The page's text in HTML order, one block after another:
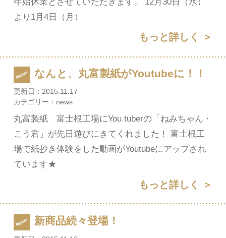
より1月4日（月）
もっと詳しく ＞
なんと、丸富製紙がYoutubeに！！
更新日： 2015.11.17
カテゴリー： news
丸富製紙 富士根工場にYou tuberの「ねみちゃん・
こう君」が先日遊びにきてくれました！ 富士根工
場で紙抄き体験をした動画がYoutubeにアップされ
ています★
もっと詳しく ＞
新商品続々登場！